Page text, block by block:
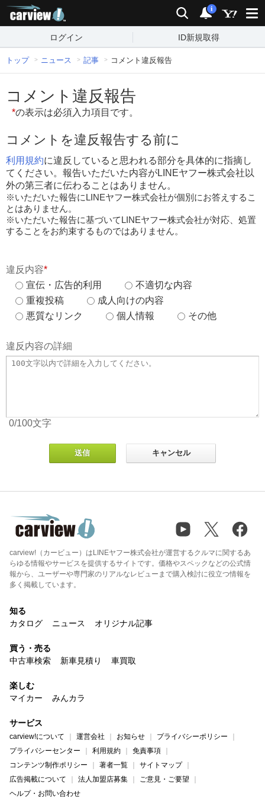
検索 通知
i
ログイン ID新規取得
トップ ニュース 記事 コメント違反報告
コメント違反報告
*の表示は必須入力項目です。
コメントを違反報告する前に
利用規約に違反していると思われる部分を具体的に指摘し
てください。報告いただいた内容がLINEヤフー株式会社以
外の第三者に伝わることはありません。
※いただいた報告にLINEヤフー株式会社が個別にお答えするこ
とはありません。
※いただいた報告に基づいてLINEヤフー株式会社が対応、処置
することをお約束するものではありません。
違反内容*
宣伝・広告的利用
不適切な内容
重複投稿
成人向けの内容
悪質なリンク
個人情報 その他
違反内容の詳細
0/100文字
carview!（カービュー）はLINEヤフー株式会社が運営するクルマに関するあ
らゆる情報やサービスを提供するサイトです。価格やスペックなどの公式情
報から、ユーザーや専門家のリアルなレビューまで購入検討に役立つ情報を
多く掲載しています。
知る
カタログ
ニュース オリジナル記事
買う・売る
中古車検索
新車見積り 車買取
楽しむ
マイカー
みんカラ
サービス
carview!について 運営会社 お知らせ
プライバシーポリシー
プライバシーセンター
利用規約
免責事項
コンテンツ制作ポリシー
著者一覧
サイトマップ
広告掲載について
法人加盟店募集
ご意見・ご要望
ヘルプ・お問い合わせ